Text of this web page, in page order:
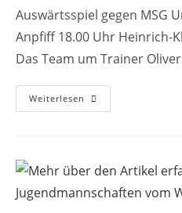
Auswärtsspiel gegen MSG
Anpfiff 18.00 Uhr Heinrich-
Das Team um Trainer
Weiterlesen